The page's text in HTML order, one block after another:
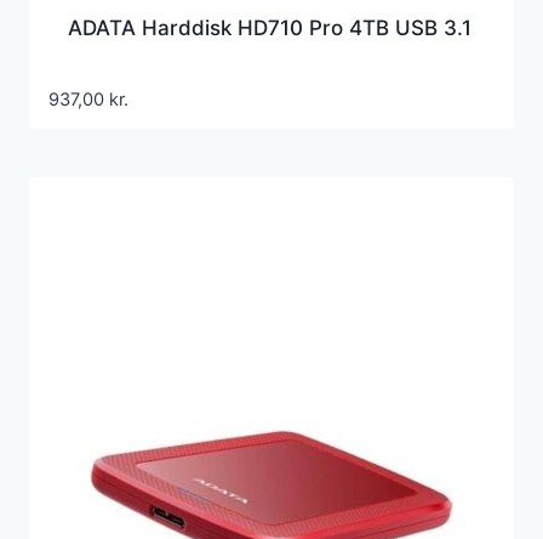
ADATA Harddisk HD710 Pro 4TB USB 3.1
937,00 kr.